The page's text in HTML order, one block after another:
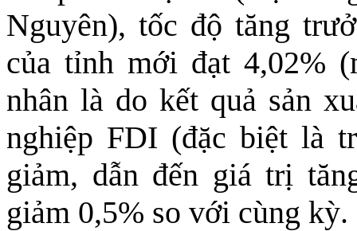
Nguyên), tốc độ tăng
của tỉnh mới đạt 4,02%
nhân là do kết quả sản
nghiệp FDI (đặc biệt là
giảm, dẫn đến giá trị
giảm 0,5% so với cùng kỳ.